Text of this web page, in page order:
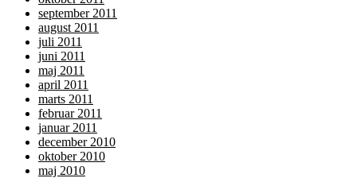
september 2011
august 2011
juli 2011
juni 2011
maj 2011
april 2011
marts 2011
februar 2011
januar 2011
december 2010
oktober 2010
maj 2010